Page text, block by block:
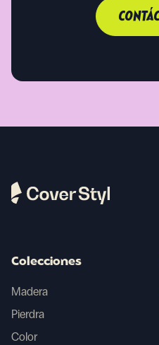
Colecciones
Madera
Pierdra
Color